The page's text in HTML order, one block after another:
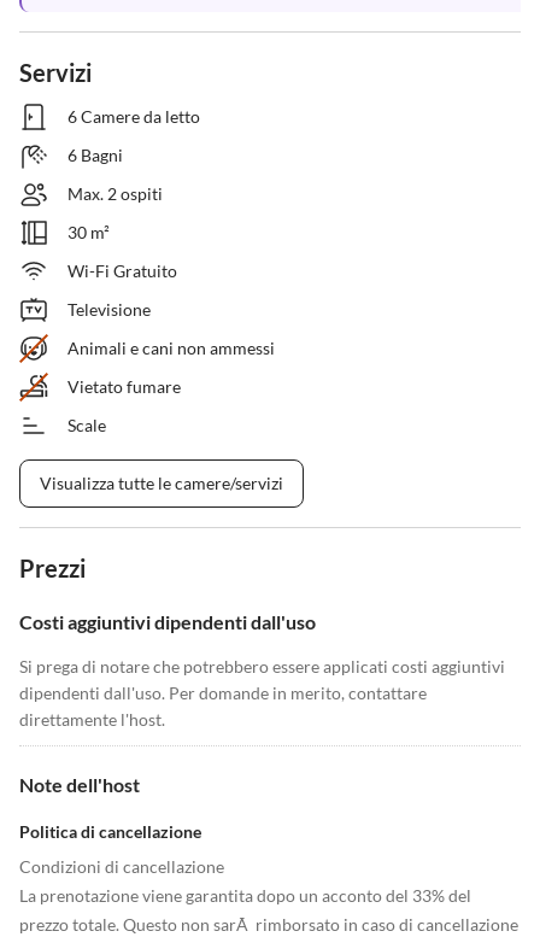
Servizi
6 Camere da letto
6 Bagni
Max. 2 ospiti
30 m²
Wi-Fi Gratuito
Televisione
Animali e cani non ammessi
Vietato fumare
Scale
Visualizza tutte le camere/servizi
Prezzi
Costi aggiuntivi dipendenti dall'uso
Si prega di notare che potrebbero essere applicati costi aggiuntivi
dipendenti dall'uso. Per domande in merito, contattare
direttamente l'host.
Note dell'host
Politica di cancellazione
Condizioni di cancellazione
La prenotazione viene garantita dopo un acconto del 33% del
prezzo totale. Questo non sarÃ rimborsato in caso di cancellazione